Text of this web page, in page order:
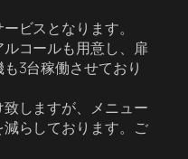
ビスとなります。
コールも用意し、扉
3台稼働させており
しますが、メニュー
らしております。ご